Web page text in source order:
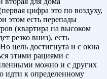
цифра это по воздуху,
этом есть перепады
(квартира на высоком
резко вниз), есть
цель достигнута и с окна
этими рациями с
можно и с других
идти к определенному